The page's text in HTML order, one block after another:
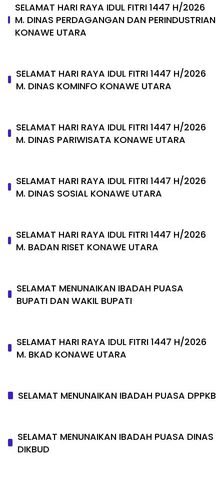
SELAMAT HARI RAYA IDUL FITRI 1447 H/2026
M. DINAS PERDAGANGAN DAN PERINDUSTRIAN
KONAWE UTARA
SELAMAT HARI RAYA IDUL FITRI 1447 H/2026
M. DINAS KOMINFO KONAWE UTARA
SELAMAT HARI RAYA IDUL FITRI 1447 H/2026
M. DINAS PARIWISATA KONAWE UTARA
SELAMAT HARI RAYA IDUL FITRI 1447 H/2026
M. DINAS SOSIAL KONAWE UTARA
SELAMAT HARI RAYA IDUL FITRI 1447 H/2026
M. BADAN RISET KONAWE UTARA
SELAMAT MENUNAIKAN IBADAH PUASA
BUPATI DAN WAKIL BUPATI
SELAMAT HARI RAYA IDUL FITRI 1447 H/2026
M. BKAD KONAWE UTARA
SELAMAT MENUNAIKAN IBADAH PUASA DPPKB
SELAMAT MENUNAIKAN IBADAH PUASA DINAS
DIKBUD